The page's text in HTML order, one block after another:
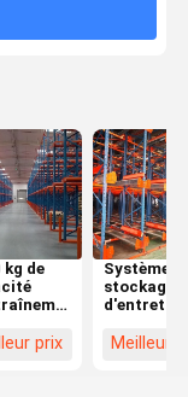
kg de
prix
Système
stockage
d'entretien
Drive-
Meilleur